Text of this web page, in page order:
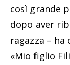
così grande
dopo aver
ragazza –
«Mio figlio